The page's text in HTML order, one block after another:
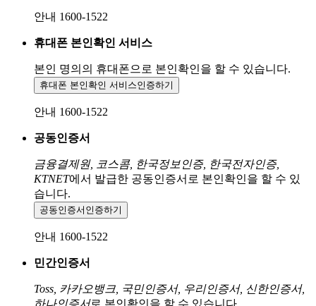
안내 1600-1522
휴대폰 본인확인 서비스
본인 명의의 휴대폰으로 본인확인을 할 수 있습니다.
휴대폰 본인확인 서비스인증하기
안내 1600-1522
공동인증서
금융결제원, 코스콤, 한국정보인증, 한국전자인증,
KTNET에서 발급한 공동인증서로 본인확인을 할 수 있
습니다.
공동인증서 인증하기
안내 1600-1522
민간인증서
Toss, 카카오뱅크, 국민인증서, 우리인증서, 신한인증서,